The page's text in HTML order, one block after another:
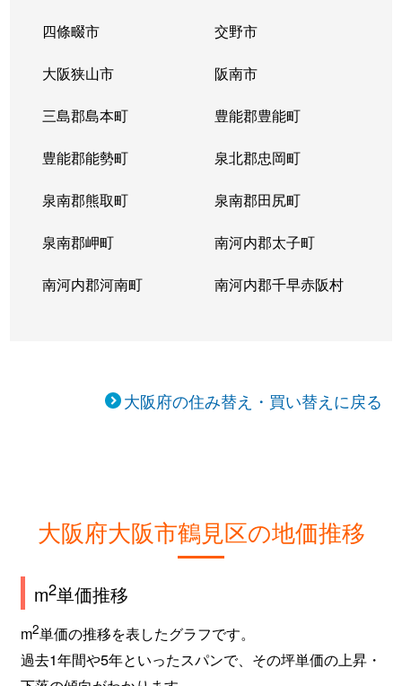
四條畷市 交野市
大阪狭山市 阪南市
三島郡島本町 豊能郡豊能町
豊能郡能勢町 泉北郡忠岡町
泉南郡熊取町 泉南郡田尻町
泉南郡岬町 南河内郡太子町
南河内郡河南町 南河内郡千早赤阪村
大阪府の住み替え・買い替えに戻る
大阪府大阪市鶴見区の地価推移
m2単価推移
m2単価の推移を表したグラフです。
過去1年間や5年といったスパンで、その坪単価の上昇・